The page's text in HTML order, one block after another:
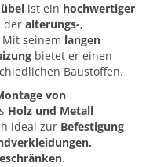
ist ein hochwertiger
der alterungs-,
Mit seinem langen
bietet er einen
Baustoffen.
von
Holz und Metall
ideal zur Befestigung
.